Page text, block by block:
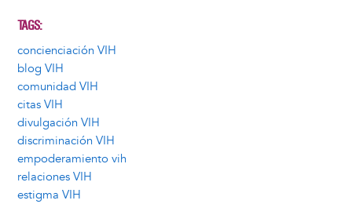
TAGS
concienciación VIH
blog VIH
comunidad VIH
citas VIH
divulgación VIH
discriminación VIH
empoderamiento vih
relaciones VIH
estigma VIH